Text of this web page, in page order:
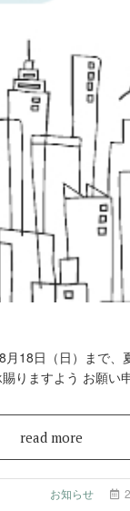
18日（日）まで、
りますよう お願い
read more
お知らせ